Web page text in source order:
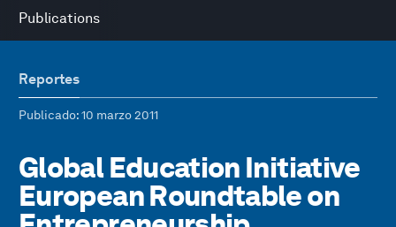
Publications
Reportes
Publicado: 10 marzo 2011
Global Education Initiative
European Roundtable on